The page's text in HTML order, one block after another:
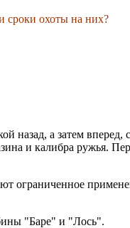
сроки охоты на них?
назад, а затем вперед,
и калибра ружья.
ограниченное
"Баре" и "Лось".